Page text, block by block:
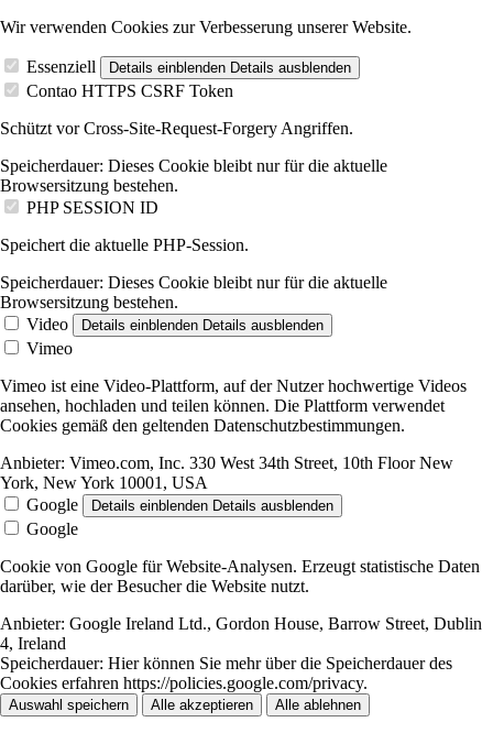
Wir verwenden Cookies zur Verbesserung unserer Website.
Essenziell Details einblenden Details ausblenden
Contao HTTPS CSRF Token
Schützt vor Cross-Site-Request-Forgery Angriffen.
Speicherdauer: Dieses Cookie bleibt nur für die aktuelle
Browsersitzung bestehen.
PHP SESSION ID
Speichert die aktuelle PHP-Session.
Speicherdauer: Dieses Cookie bleibt nur für die aktuelle
Browsersitzung bestehen.
Video
Details einblenden Details ausblenden
Vimeo
Vimeo ist eine Video-Plattform, auf der Nutzer hochwertige Videos
ansehen, hochladen und teilen können. Die Plattform verwendet
Cookies gemäß den geltenden Datenschutzbestimmungen.
Anbieter: Vimeo.com, Inc. 330 West 34th Street, 10th Floor New
York, New York 10001, USA
Google
Details einblenden Details ausblenden
Google
Cookie von Google für Website-Analysen. Erzeugt statistische Daten
darüber, wie der Besucher die Website nutzt.
Anbieter: Google Ireland Ltd., Gordon House, Barrow Street, Dublin
4, Ireland
Speicherdauer: Hier können Sie mehr über die Speicherdauer des
Cookies erfahren https://policies.google.com/privacy.
Auswahl speichern Alle akzeptieren Alle ablehnen